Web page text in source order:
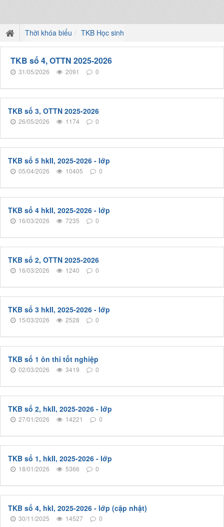
Thời khóa biểu TKB Học sinh
TKB số 4, OTTN 2025-2026
31/05/2026 2091 0
TKB số 3, OTTN 2025-2026
26/05/2026 1174 0
TKB số 5 hkII, 2025-2026 - lớp
05/04/2026 10405 0
TKB số 4 hkII, 2025-2026 - lớp
16/03/2026 7235 0
TKB số 2, OTTN 2025-2026
16/03/2026 1240 0
TKB số 3 hkII, 2025-2026 - lớp
15/03/2026 2528 0
TKB số 1 ôn thi tốt nghiệp
02/03/2026 3419 0
TKB số 2, hkII, 2025-2026 - lớp
27/01/2026 14221 0
TKB số 1, hkII, 2025-2026 - lớp
18/01/2026 5366 0
TKB số 4, hkI, 2025-2026 - lớp (cập nhật)
30/11/2025 14527 0